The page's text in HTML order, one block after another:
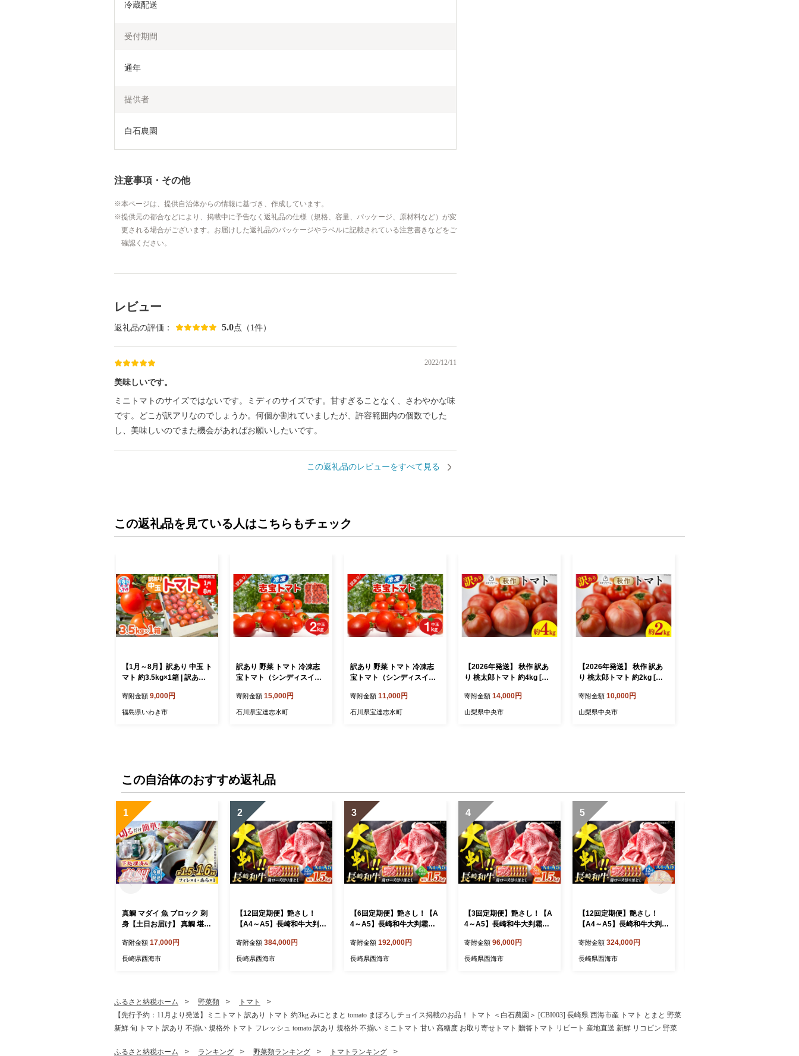
冷蔵配送
受付期間
通年
提供者
白石農園
注意事項・その他
本ページは、提供自治体からの情報に基づき、作成しています。
提供元の都合などにより、掲載中に予告なく返礼品の仕様（規格、容量、パッケージ、原材料など）が変
更される場合がございます。お届けした返礼品のパッケージやラベルに記載されている注意書きなどをご
確認ください。
レビュー
返礼品の評価： 5.0点（1件）
2022/12/11
美味しいです。
ミニトマトのサイズではないです。ミディのサイズです。甘すぎることなく、さわやかな味
です。どこが訳アリなのでしょうか。何個か割れていましたが、許容範囲内の個数でした
し、美味しいのでまた機会があればお願いしたいです。
この返礼品のレビューをすべて見る
この返礼品を見ている人はこちらもチェック
【1月～8月】訳あり 中玉 ト
マト 約3.5kg×1箱 | 訳あり
箱 2箱 規格外 不揃い
トマト 野菜 やさい 果物 と
訳アリ 訳あり品 不揃い サ
ラダ 福島県 いわき市 いわ
き産 小名浜 菜園 小名浜菜
寄附金額 9,000円
福島県いわき市
訳あり 野菜 トマト 冷凍志
宝トマト（シンディスイー
ヤマモト 石川県 宝達志水町
38601220] とまと 中玉 不
寄附金額 15,000円
石川県宝達志水町
訳あり 野菜 トマト 冷凍志
宝トマト（シンディスイー
ヤマモト 石川県 宝達志水町
38601219] とまと 中玉 不
寄附金額 11,000円
石川県宝達志水町
【2026年発送】 秋作 訳あ
り 桃太郎トマト 約4kg [ヨ
1470978] 規格外 家庭用 不
揃い トマト とまと 野菜 や
寄附金額 14,000円
山梨県中央市
【2026年発送】 秋作 訳あ
り 桃太郎トマト 約2kg [ヨ
1470979] 規格外 家庭用 不
揃い トマト とまと 野菜 や
寄附金額 10,000円
山梨県中央市
この自治体のおすすめ返礼品
1
真鯛 マダイ 魚 ブロック 刺
身【土日お届け】 真鯛 堪能
産種苗＞ [CBW005] 長崎 西
海 新鮮 真鯛 たい タイ 魚 刺
ブロック 贈答 ギフト 冷蔵
美味しい おいしい 海の幸
海産物 魚介類 カルパッチョ
鯛の煮つけ 料理 お刺身 タ
寄附金額 17,000円
長崎県西海市
2
【12回定期便】艶さし！
【A4～A5】長崎和牛大判霜
g（250g×6パック）＜株式
会社MEAT PLUS＞ [CFT08
寄附金額 384,000円
長崎県西海市
3
【6回定期便】艶さし！【A
4～A5】長崎和牛大判霜降
（250g×6パック）＜株式会
社MEAT PLUS＞ [CFT086]
寄附金額 192,000円
長崎県西海市
4
【3回定期便】艶さし！【A
4～A5】長崎和牛大判霜降
（250g×6パック）＜株式会
社MEAT PLUS＞ [CFT085]
寄附金額 96,000円
長崎県西海市
5
【12回定期便】艶さし！
【A4～A5】長崎和牛大判霜
kg（250g×5パック）＜株式
会社MEAT PLUS＞ [CFT08
寄附金額 324,000円
長崎県西海市
ふるさと納税ホーム 野菜類
トマト
【先行予約：11月より発送】ミニトマト 訳あり トマト 約3kg みにとまと tomato まぼろしチョイス掲載のお品！ トマト ＜白石農園＞ [CBI003] 長崎県 西海市産 トマト とまと 野菜
新鮮 旬 トマト 訳あり 不揃い 規格外 トマト フレッシュ tomato 訳あり 規格外 不揃い ミニトマト 甘い 高糖度 お取り寄せトマト 贈答トマト リピート 産地直送 新鮮 リコピン 野菜
ふるさと納税ホーム ランキング 野菜類ランキング トマトランキング